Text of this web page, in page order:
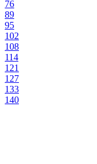
76
89
95
102
108
114
121
127
133
140